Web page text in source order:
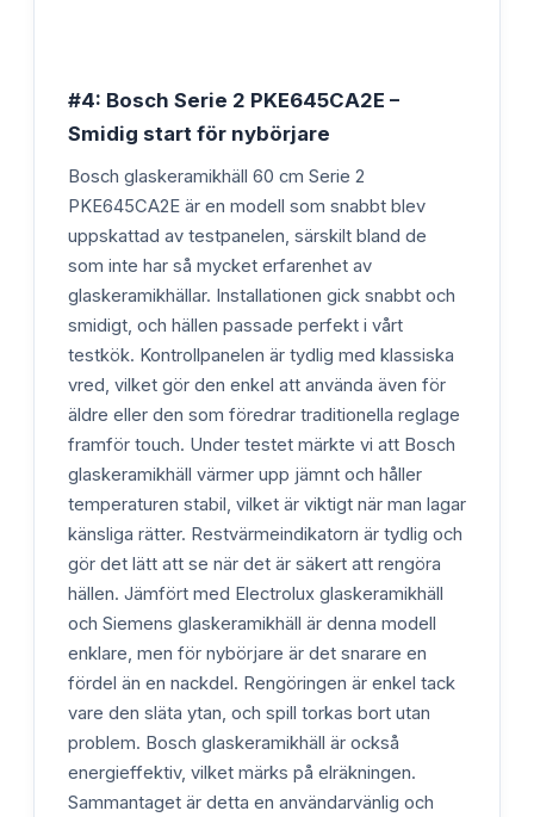
#4: Bosch Serie 2 PKE645CA2E –
Smidig start för nybörjare
Bosch glaskeramikhäll 60 cm Serie 2
PKE645CA2E är en modell som snabbt blev
uppskattad av testpanelen, särskilt bland de
som inte har så mycket erfarenhet av
glaskeramikhällar. Installationen gick snabbt och
smidigt, och hällen passade perfekt i vårt
testkök. Kontrollpanelen är tydlig med klassiska
vred, vilket gör den enkel att använda även för
äldre eller den som föredrar traditionella reglage
framför touch. Under testet märkte vi att Bosch
glaskeramikhäll värmer upp jämnt och håller
temperaturen stabil, vilket är viktigt när man lagar
känsliga rätter. Restvärmeindikatorn är tydlig och
gör det lätt att se när det är säkert att rengöra
hällen. Jämfört med Electrolux glaskeramikhäll
och Siemens glaskeramikhäll är denna modell
enklare, men för nybörjare är det snarare en
fördel än en nackdel. Rengöringen är enkel tack
vare den släta ytan, och spill torkas bort utan
problem. Bosch glaskeramikhäll är också
energieffektiv, vilket märks på elräkningen.
Sammantaget är detta en användarvänlig och